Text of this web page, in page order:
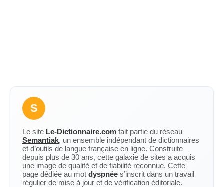
S
Le site Le-Dictionnaire.com fait partie du réseau
Semantiak, un ensemble indépendant de dictionnaires
et d’outils de langue française en ligne. Construite
depuis plus de 30 ans, cette galaxie de sites a acquis
une image de qualité et de fiabilité reconnue. Cette
page dédiée au mot dyspnée s’inscrit dans un travail
régulier de mise à jour et de vérification éditoriale.